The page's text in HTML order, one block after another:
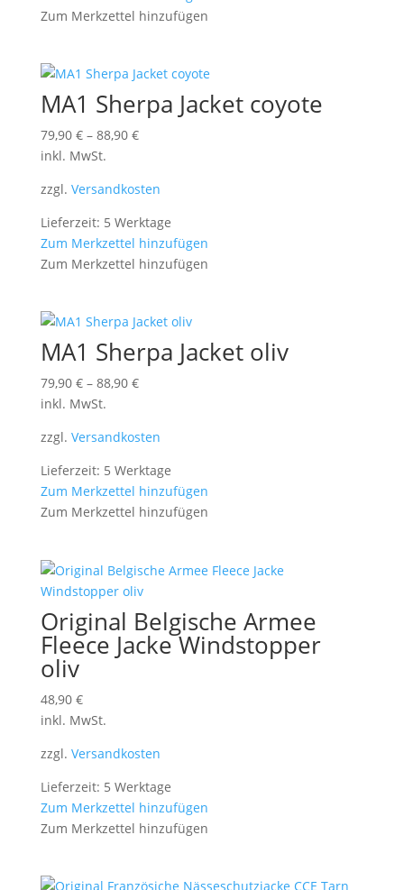
Zum Merkzettel hinzufügen
MA1 Sherpa Jacket coyote
79,90 €– 88,90 €
inkl. MwSt.
zzgl. Versandkosten
Lieferzeit: 5 Werktage
Zum Merkzettel hinzufügen
Zum Merkzettel hinzufügen
MA1 Sherpa Jacket oliv
79,90 €– 88,90 €
inkl. MwSt.
zzgl. Versandkosten
Lieferzeit: 5 Werktage
Zum Merkzettel hinzufügen
Zum Merkzettel hinzufügen
Original Belgische Armee
Fleece Jacke Windstopper
oliv
48,90 €
inkl. MwSt.
zzgl. Versandkosten
Lieferzeit: 5 Werktage
Zum Merkzettel hinzufügen
Zum Merkzettel hinzufügen